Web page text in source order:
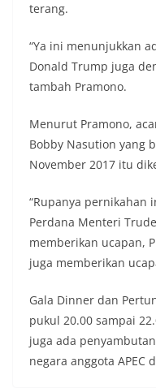
terang.
“Ya ini menunjukkan
Donald Trump juga
tambah Pramono.
Menurut Pramono,
Bobby Nasution yang
November 2017 itu
“Rupanya pernikahan
Perdana Menteri
memberikan ucapan,
juga memberikan
Gala Dinner dan
pukul 20.00 sampai
juga ada
negara anggota APEC